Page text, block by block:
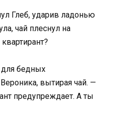
Глеб, ударив ладонью
чай плеснул на
для бедных
вытирая чай. —
предупреждает. А ты